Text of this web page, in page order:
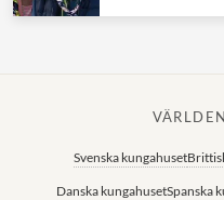
Svenska kungahuset
Danska kungahusetSpanska